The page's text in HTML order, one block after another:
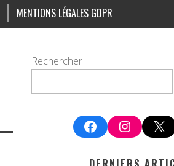
MENTIONS LÉGALES GDPR
Rechercher
Facebook X